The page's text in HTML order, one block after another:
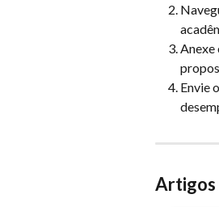
Anexe
Envie
Artigos